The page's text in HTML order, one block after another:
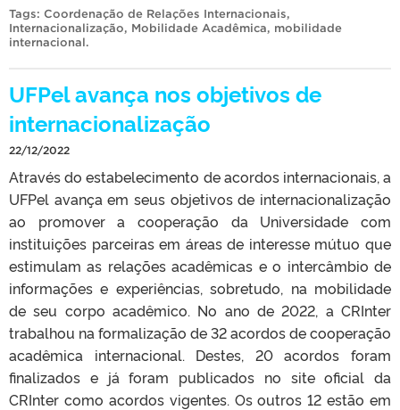
Tags: Coordenação de Relações Internacionais,
Internacionalização, Mobilidade Acadêmica, mobilidade
internacional.
UFPel avança nos objetivos de
internacionalização
22/12/2022
Através do estabelecimento de acordos internacionais, a
UFPel avança em seus objetivos de internacionalização
ao promover a cooperação da Universidade com
instituições parceiras em áreas de interesse mútuo que
estimulam as relações acadêmicas e o intercâmbio de
informações e experiências, sobretudo, na mobilidade
de seu corpo acadêmico. No ano de 2022, a CRInter
trabalhou na formalização de 32 acordos de cooperação
acadêmica internacional. Destes, 20 acordos foram
finalizados e já foram publicados no site oficial da
CRInter como acordos vigentes. Os outros 12 estão em